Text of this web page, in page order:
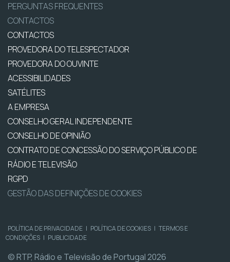
PERGUNTAS FREQUENTES
CONTACTOS
CONTACTOS
PROVEDORA DO TELESPECTADOR
PROVEDORA DO OUVINTE
ACESSIBILIDADES
SATÉLITES
A EMPRESA
CONSELHO GERAL INDEPENDENTE
CONSELHO DE OPINIÃO
CONTRATO DE CONCESSÃO DO SERVIÇO PÚBLICO DE
RÁDIO E TELEVISÃO
RGPD
GESTÃO DAS DEFINIÇÕES DE COOKIES
POLÍTICA DE PRIVACIDADE | POLÍTICA DE COOKIES | TERMOS E
CONDIÇÕES | PUBLICIDADE
© RTP, Rádio e Televisão de Portugal 2026